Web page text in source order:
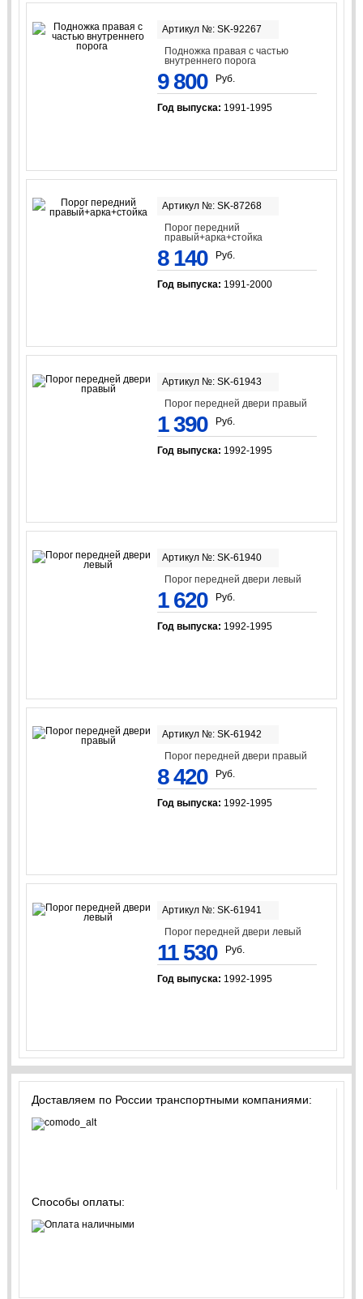
Артикул №: SK-92267
Подножка правая с частью
внутреннего порога
9 800 Руб.
Год выпуска: 1991-1995
Артикул №: SK-87268
Порог передний
правый+арка+стойка
8 140 Руб.
Год выпуска: 1991-2000
Артикул №: SK-61943
Порог передней двери правый
1 390 Руб.
Год выпуска: 1992-1995
Артикул №: SK-61940
Порог передней двери левый
1 620 Руб.
Год выпуска: 1992-1995
Артикул №: SK-61942
Порог передней двери правый
8 420 Руб.
Год выпуска: 1992-1995
Артикул №: SK-61941
Порог передней двери левый
11 530 Руб.
Год выпуска: 1992-1995
Доставляем по России транспортными компаниями:
Способы оплаты: